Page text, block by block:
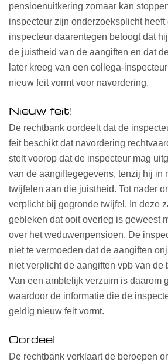
pensioenuitkering zomaar kan
inspecteur zijn onderzoeksplicht
inspecteur daarentegen betoogt dat
de juistheid van de aangiften en dat
later kreeg van een collega-
nieuw feit vormt voor navordering.
Nieuw feit!
De rechtbank oordeelt dat de
feit beschikt dat navordering
stelt voorop dat de inspecteur mag
van de aangiftegegevens, tenzij hij in
twijfelen aan die juistheid. Tot nader
verplicht bij gegronde twijfel. In deze
gebleken dat ooit overleg is geweest
over het weduwenpensioen. De
niet te vermoeden dat de aangiften
niet verplicht de aangiften vpb van de
Van een ambtelijk verzuim is daarom
waardoor de informatie die de
geldig nieuw feit vormt.
Oordeel
De rechtbank verklaart de beroepen